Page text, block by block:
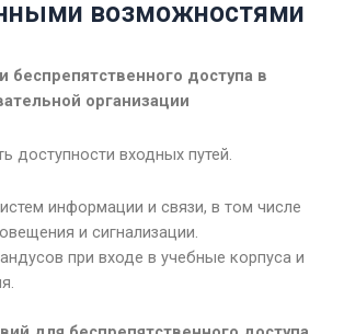
возможностями
беспрепятственного доступа в
организации
доступности входных путей.
информации и связи, в том числе
и сигнализации.
при входе в учебные корпуса и